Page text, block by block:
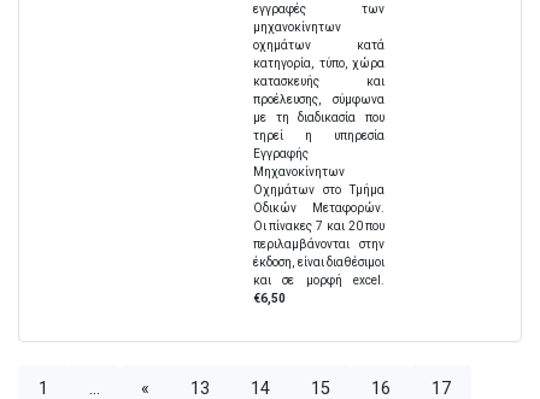
εγγραφές των
μηχανοκίνητων
οχημάτων κατά
κατηγορία, τύπο, χώρα
κατασκευής και
προέλευσης, σύμφωνα
με τη διαδικασία που
τηρεί η υπηρεσία
Εγγραφής
Μηχανοκίνητων
Οχημάτων στο Τμήμα
Οδικών Μεταφορών.
Οι πίνακες 7 και 20 που
περιλαμβάνονται στην
έκδοση, είναι διαθέσιμοι
και σε μορφή excel.
€6,50
1 ... « 13 14 15 16 17